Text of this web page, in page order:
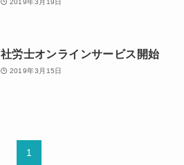
社労士オンラインサービス開始
2019年3月15日
1